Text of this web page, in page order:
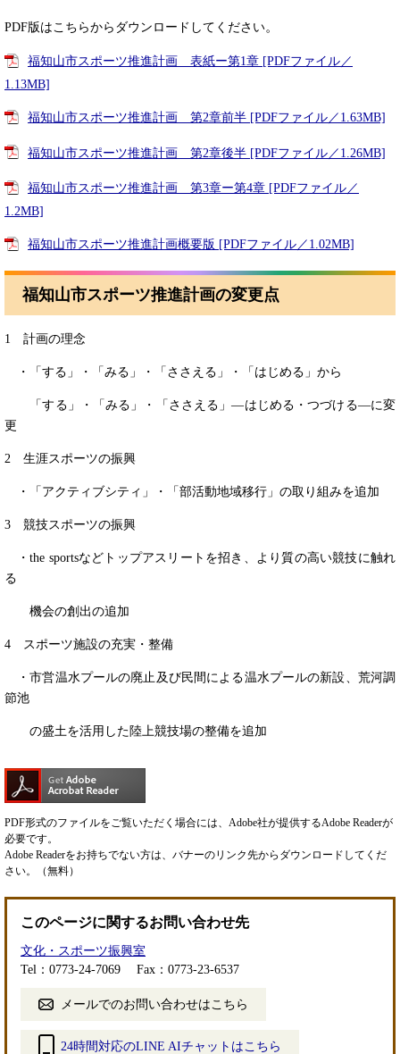
PDF版はこちらからダウンロードしてください。
福知山市スポーツ推進計画＿表紙ー第1章 [PDFファイル／
1.13MB]
福知山市スポーツ推進計画＿第2章前半 [PDFファイル／1.63MB]
福知山市スポーツ推進計画＿第2章後半 [PDFファイル／1.26MB]
福知山市スポーツ推進計画＿第3章ー第4章 [PDFファイル／
1.2MB]
福知山市スポーツ推進計画概要版 [PDFファイル／1.02MB]
福知山市スポーツ推進計画の変更点
1 計画の理念
・「する」・「みる」・「ささえる」・「はじめる」から
「する」・「みる」・「ささえる」―はじめる・つづける―に変
更
2 生涯スポーツの振興
・「アクティブシティ」・「部活動地域移行」の取り組みを追加
3 競技スポーツの振興
・the sportsなどトップアスリートを招き、より質の高い競技に触れ
る
機会の創出の追加
4 スポーツ施設の充実・整備
・市営温水プールの廃止及び民間による温水プールの新設、荒河調
節池
の盛土を活用した陸上競技場の整備を追加
PDF形式のファイルをご覧いただく場合には、Adobe社が提供するAdobe Readerが
必要です。
Adobe Readerをお持ちでない方は、バナーのリンク先からダウンロードしてくだ
さい。（無料）
このページに関するお問い合わせ先
文化・スポーツ振興室
Tel：0773-24-7069
Fax：0773-23-6537
メールでのお問い合わせはこちら
24時間対応のLINE AIチャットはこちら